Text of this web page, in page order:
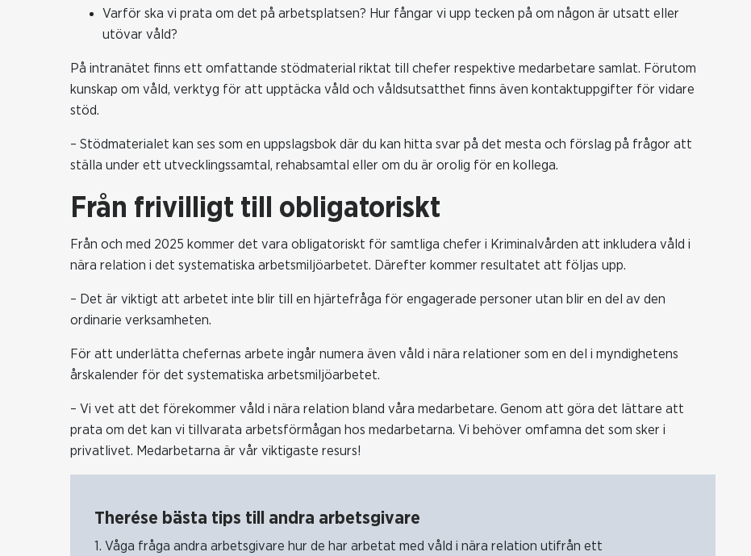
Varför ska vi prata om det på arbetsplatsen? Hur fångar vi upp tecken på om någon är utsatt eller
utövar våld?
På intranätet finns ett omfattande stödmaterial riktat till chefer respektive medarbetare samlat. Förutom
kunskap om våld, verktyg för att upptäcka våld och våldsutsatthet finns även kontaktuppgifter för vidare
stöd.
– Stödmaterialet kan ses som en uppslagsbok där du kan hitta svar på det mesta och förslag på frågor att
ställa under ett utvecklingssamtal, rehabsamtal eller om du är orolig för en kollega.
Från frivilligt till obligatoriskt
Från och med 2025 kommer det vara obligatoriskt för samtliga chefer i Kriminalvården att inkludera våld i
nära relation i det systematiska arbetsmiljöarbetet. Därefter kommer resultatet att följas upp.
– Det är viktigt att arbetet inte blir till en hjärtefråga för engagerade personer utan blir en del av den
ordinarie verksamheten.
För att underlätta chefernas arbete ingår numera även våld i nära relationer som en del i myndighetens
årskalender för det systematiska arbetsmiljöarbetet.
– Vi vet att det förekommer våld i nära relation bland våra medarbetare. Genom att göra det lättare att
prata om det kan vi tillvarata arbetsförmågan hos medarbetarna. Vi behöver omfamna det som sker i
privatlivet. Medarbetarna är vår viktigaste resurs!
Therése bästa tips till andra arbetsgivare
1. Våga fråga andra arbetsgivare hur de har arbetat med våld i nära relation utifrån ett